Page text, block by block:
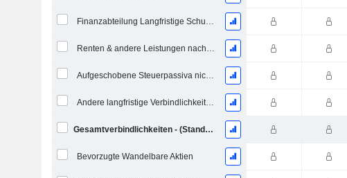
Finanzabteilung Langfristige Schulden
Renten & andere Leistungen nach dem Ruhestand
Aufgeschobene Steuerpassiva nicht aktuell
Andere langfristige Verbindlichkeiten
Gesamtverbindlichkeiten - (Standard / Utility Vorlage)
Bevorzugte Wandelbare Aktien